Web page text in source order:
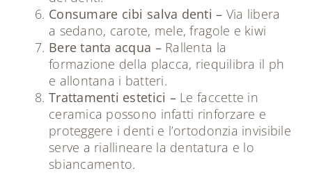
Consumare cibi salva denti – Via libera
a sedano, carote, mele, fragole e kiwi
Bere tanta acqua –Rallenta la
formazione della placca, riequilibra il ph
e allontana i batteri.
Trattamenti estetici –Le faccette in
ceramica possono infatti rinforzare e
proteggere i denti e l’ortodonzia invisibile
serve a riallineare la dentatura e lo
sbiancamento.